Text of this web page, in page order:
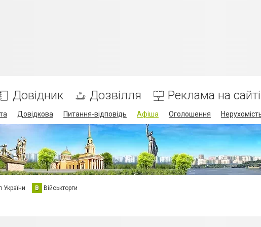
Довідник Дозвілля Реклама на сайті
Довідкова Питання-відповідь Афіша Оголошення
України В Військторги